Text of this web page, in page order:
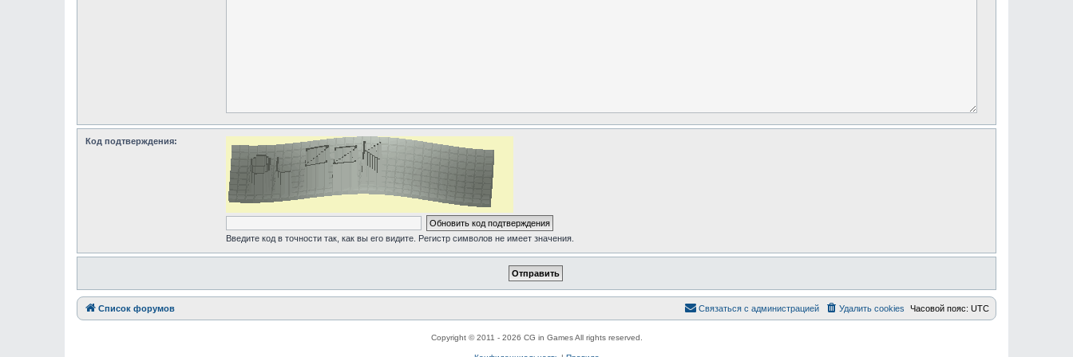
Код подтверждения:
Введите код в точности так, как вы его видите. Регистр символов не имеет значения.
Список форумов Часовой пояс: UTC
Удалить cookies
Связаться с администрацией
Copyright © 2011 - 2026 CG in Games All rights reserved.